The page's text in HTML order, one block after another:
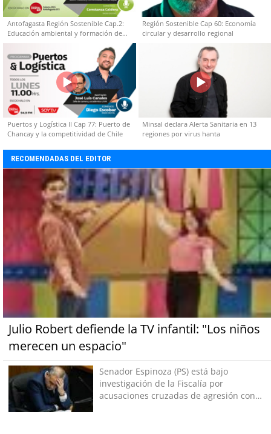
Antofagasta Región Sostenible Cap.2:
Educación ambiental y formación de
capacidades técnicas
Región Sostenible Cap 60: Economía
circular y desarrollo regional
Puertos y Logística II Cap 77: Puerto de
Chancay y la competitividad de Chile
Minsal declara Alerta Sanitaria en 13
regiones por virus hanta
RECOMENDADAS DEL EDITOR
Julio Robert defiende la TV infantil: "Los niños
merecen un espacio"
Senador Espinoza (PS) está bajo
investigación de la Fiscalía por
acusaciones cruzadas de agresión con